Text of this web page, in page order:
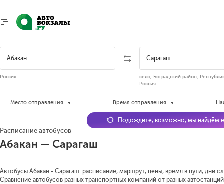
Россия
село, Боградский район,
Россия
Место отправления Время отправления
Расписание автобусов
Абакан — Сарагаш
Автобусы Абакан - Сарагаш: расписание, маршрут, цены, время в пути, дни
Сравнение автобусов разных транспортных компаний от разных
Подождите, возможно, мы найдём